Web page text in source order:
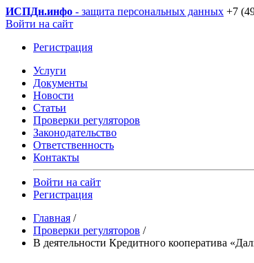
ИСПДн.инфо - защита персональных данных +7
Войти на сайт
Регистрация
Услуги
Документы
Новости
Статьи
Проверки регуляторов
Законодательство
Ответственность
Контакты
Войти на сайт
Регистрация
Главная /
Проверки регуляторов /
В деятельности Кредитного кооператива